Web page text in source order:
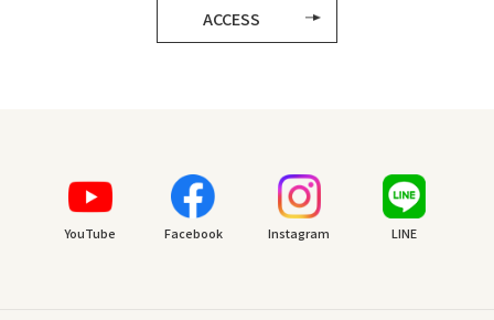
ACCESS
YouTube Facebook Instagram LINE